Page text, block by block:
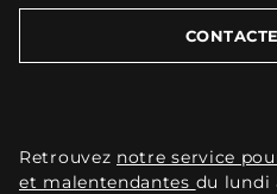
Retrouvez notre service
et malentendantes du lundi